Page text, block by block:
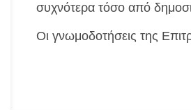
συχνότερα τόσο από
Οι γνωμοδoτήσεις της